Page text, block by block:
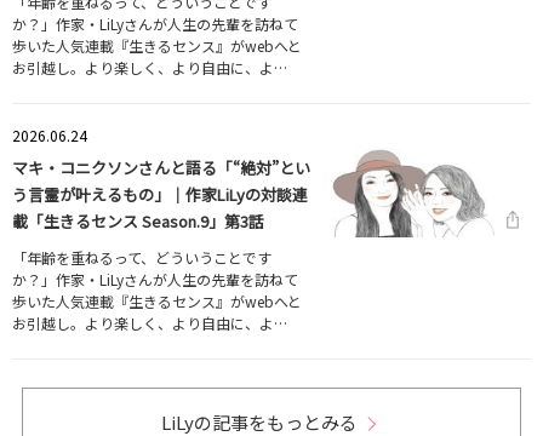
か？」作家・LiLyさんが人生の先輩を訪ねて
歩いた人気連載『生きるセンス』がwebへと
お引越し。より楽しく、より自由に、よ…
2026.06.24
マキ・コニクソンさんと語る「“絶対”とい
う言霊が叶えるもの」｜作家LiLyの対談連
載「生きるセンス Season.9」第3話
「年齢を重ねるって、どういうことです
か？」作家・LiLyさんが人生の先輩を訪ねて
歩いた人気連載『生きるセンス』がwebへと
お引越し。より楽しく、より自由に、よ…
LiLyの記事をもっとみる